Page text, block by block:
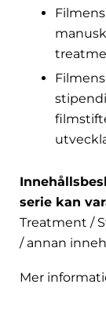
serie kan
Treatment /
/ annan
Mer